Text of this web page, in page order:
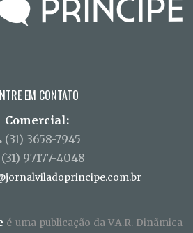
EM CONTATO
Comercial:
(31) 3658-7945
(31) 97177-4048
é uma publicação da V.A.R. Dinãmica